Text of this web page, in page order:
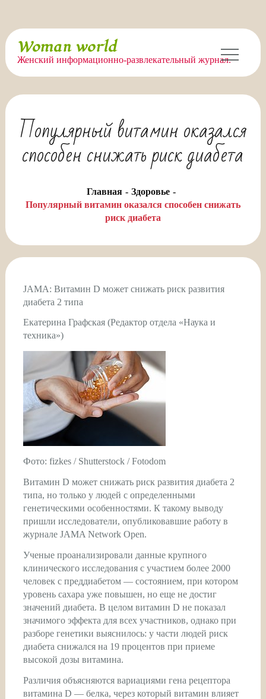
Перейти
содержимому
Woman world
Женский информационно-развлекательный журнал.
Популярный витамин оказался
способен снижать риск диабета
Главная
Здоровье
Популярный витамин оказался способен снижать
риск диабета
JAMA: Витамин D может снижать риск развития
диабета 2 типа
Екатерина Графская (Редактор отдела «Наука и
техника»)
Фото: fizkes / Shutterstock / Fotodom
Витамин D может снижать риск развития диабета 2
типа, но только у людей с определенными
генетическими особенностями. К такому выводу
пришли исследователи, опубликовавшие работу в
журнале JAMA Network Open.
Ученые проанализировали данные крупного
клинического исследования с участием более 2000
человек с преддиабетом — состоянием, при котором
уровень сахара уже повышен, но еще не достиг
значений диабета. В целом витамин D не показал
значимого эффекта для всех участников, однако при
разборе генетики выяснилось: у части людей риск
диабета снижался на 19 процентов при приеме
высокой дозы витамина.
Различия объясняются вариациями гена рецептора
витамина D — белка, через который витамин влияет